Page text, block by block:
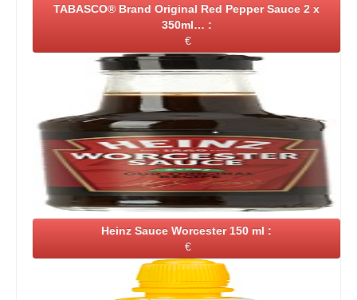
TABASCO® Brand Original Red Pepper Sauce 2 x
350ml… :
€
Heinz Sauce Worcester 150 ml :
€